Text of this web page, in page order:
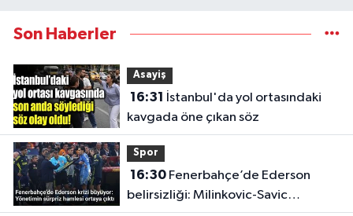
Son Haberler
Asayiş
16:31
kavgada öne çıkan söz
Spor
16:30Fenerbahçe’de Ederson
belirsizliği: Milinkovic-Savic